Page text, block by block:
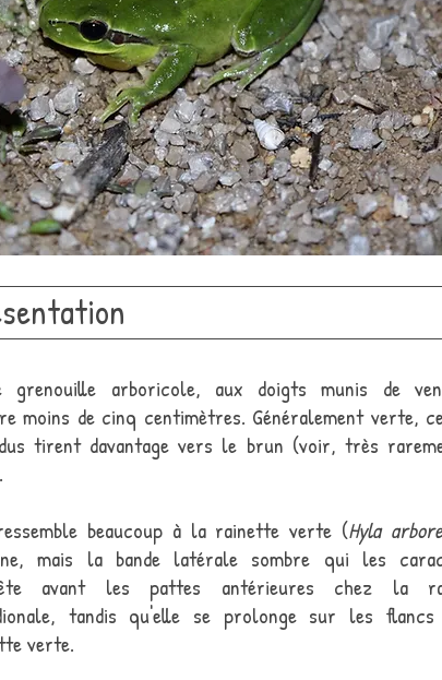
grenouille arboricole, aux doigts munis de
moins de cinq centimètres. Généralement verte,
tirent davantage vers le brun (voir, très
beaucoup à la rainette verte (Hyla
mais la bande latérale sombre qui les
avant les pattes antérieures chez la
tandis qu'elle se prolonge sur les
verte.